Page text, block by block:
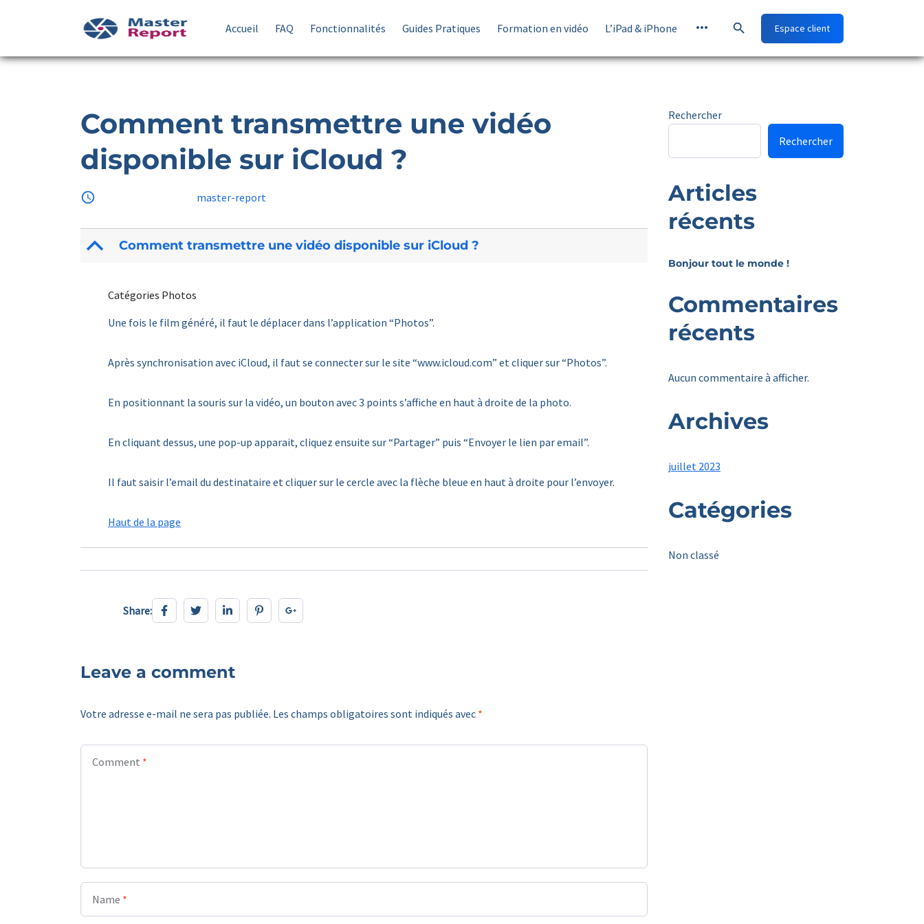
Accueil FAQ Fonctionnalités Guides Pratiques Formation en vidéo L’iPad & iPhone more_horiz search Espace client
Comment transmettre une vidéo
disponible sur iCloud ?
access_time master-report
B Comment transmettre une vidéo disponible sur iCloud ?
Catégories Photos
Une fois le film généré, il faut le déplacer dans l’application “Photos”.
Après synchronisation avec iCloud, il faut se connecter sur le site “www.icloud.com” et cliquer sur “Photos”.
En positionnant la souris sur la vidéo, un bouton avec 3 points s’affiche en haut à droite de la photo.
En cliquant dessus, une pop-up apparait, cliquez ensuite sur “Partager” puis “Envoyer le lien par email”.
Il faut saisir l’email du destinataire et cliquer sur le cercle avec la flèche bleue en haut à droite pour l’envoyer.
Haut de la page
Share:
Leave a comment
Votre adresse e-mail ne sera pas publiée. Les champs obligatoires sont indiqués avec *
Comment *
Name *
Rechercher
Rechercher
Articles
récents
Bonjour tout le monde !
Commentaires
récents
Aucun commentaire à afficher.
Archives
juillet 2023
Catégories
Non classé